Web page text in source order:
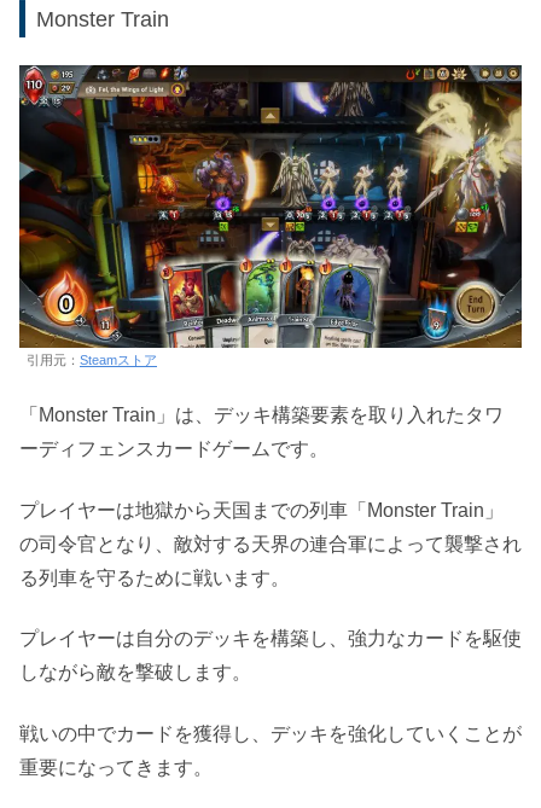
Monster Train
引用元： Steamストア
「Monster Train」は、デッキ構築要素を取り入れたタワ
ーディフェンスカードゲームです。
プレイヤーは地獄から天国までの列車「Monster Train」
の司令官となり、敵対する天界の連合軍によって襲撃され
る列車を守るために戦います。
プレイヤーは自分のデッキを構築し、強力なカードを駆使
しながら敵を撃破します。
戦いの中でカードを獲得し、デッキを強化していくことが
重要になってきます。